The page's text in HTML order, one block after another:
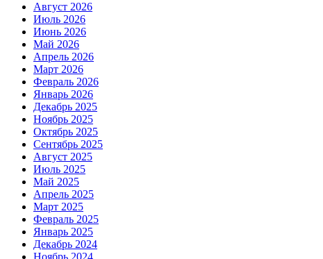
Август 2026
Июль 2026
Июнь 2026
Май 2026
Апрель 2026
Март 2026
Февраль 2026
Январь 2026
Декабрь 2025
Ноябрь 2025
Октябрь 2025
Сентябрь 2025
Август 2025
Июль 2025
Май 2025
Апрель 2025
Март 2025
Февраль 2025
Январь 2025
Декабрь 2024